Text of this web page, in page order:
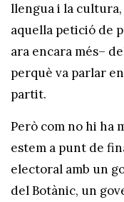
llengua i la
aquella petició de
ara encara més–
perquè va parlar
partit.
Però com no hi ha
estem a punt de
electoral amb un
del Botànic, un